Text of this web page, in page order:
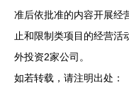
准后依批准的内容开展经
止和限制类项目的经营活
外投资2家公司。
如若转载，请注明出处：